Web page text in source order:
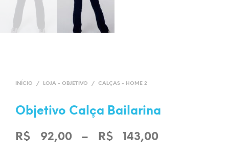
INÍCIO / LOJA - OBJETIVO / CALÇAS - HOME 2
Objetivo Calça Bailarina
R$ 92,00 – R$ 143,00Faixa de